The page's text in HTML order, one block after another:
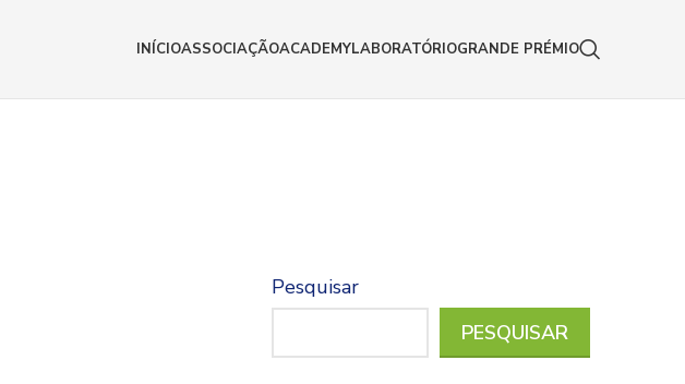
INÍCIOASSOCIAÇÃOACADEMYLABORATÓRIOGRANDE PRÉMIO
Pesquisar
PESQUISAR